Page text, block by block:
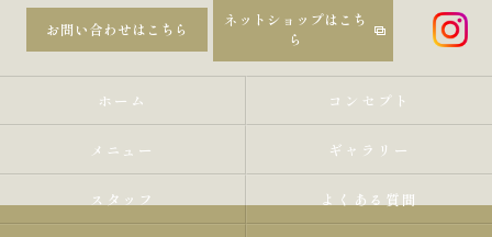
お問い合わせはこちら
ネットショップはこち
ら
ホーム コンセプト
メニュー ギャラリー
スタッフ よくある質問